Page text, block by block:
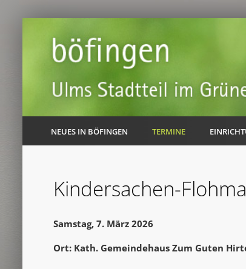
NEUES IN BÖFINGEN TERMINE
Kindersachen-
Samstag, 7. März 2026
Ort: Kath. Gemeindehaus Zum Guten